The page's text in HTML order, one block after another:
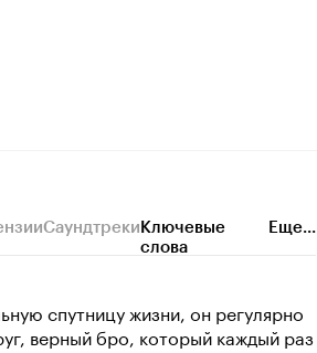
СаундтрекиКлючевые
слова
Еще...
спутницу жизни, он регулярно
верный бро, который каждый раз